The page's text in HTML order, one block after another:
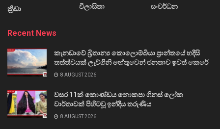
ක්‍රීඩා
විලාසිතා
සංවර්ධන
Recent News
කැනඩාවේ බ්‍රිතාන්‍ය කොලොම්බියා ප්‍රාන්තයේ හදිසි
තත්ත්වයක් ලැව්ගිනි හේතුවෙන් ජනතාව ඉවත් කෙරේ
8 AUGUST 2026
වසර 11ක් කොණ්ඩය නොකපා ගිනස් ලෝක
වාර්තාවක් පිහිටවූ ඉන්දීය තරුණිය
8 AUGUST 2026